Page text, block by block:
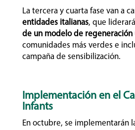
La tercera y cuarta fase van a
entidades italianas, que
de un modelo de regeneración
comunidades más verdes e
campaña de sensibilización.
Implementación en el
Infants
En octubre, se implementarán